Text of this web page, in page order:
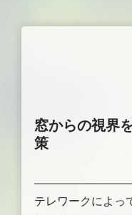
窓からの視界
策
テレワークによっ